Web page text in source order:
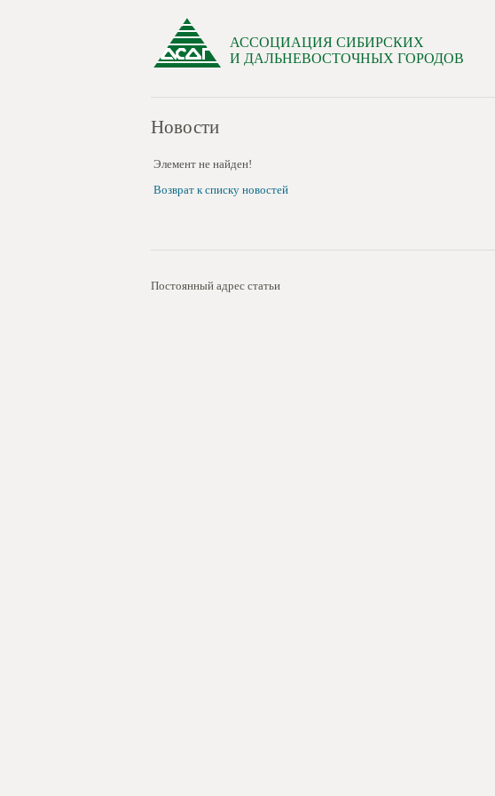
АССОЦИАЦИЯ СИБИРСКИХ
И ДАЛЬНЕВОСТОЧНЫХ ГОРОДОВ
Новости
Элемент не найден!
Возврат к списку новостей
Постоянный адрес статьи